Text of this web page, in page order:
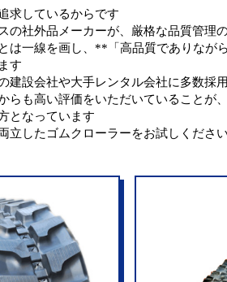
求しているからです
の社外品メーカーが、厳格な品質管理
は一線を画し、**「高品質でありなが
す
建設会社や大手レンタル会社に多数採
らも高い評価をいただいていることが
となっています
立したゴムクローラーをお試しください